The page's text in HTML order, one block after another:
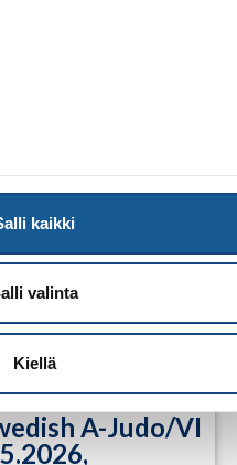
kaikki
valinta
Kiellä
A-Judo/VI